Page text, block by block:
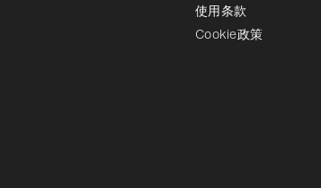
使用条款
Cookie政策